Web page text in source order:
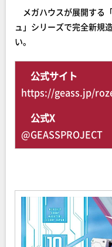
メガハウスが展開する
ュ」シリーズで完全新規
い。
公式サイト
https://geass.jp/
公式X
@GEASSPROJECT